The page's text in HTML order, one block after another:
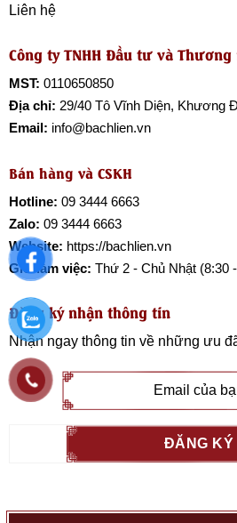
Liên hệ
Công ty TNHH Đầu tư và Thương
MST: 0110650850
Địa chỉ: 29/40 Tô Vĩnh Diện, Khương
Email: info@bachlien.vn
Bán hàng và CSKH
Hotline: 09 3444 6663
Zalo: 09 3444 6663
Website: https://bachlien.vn
Giờ làm việc: Thứ 2 - Chủ Nhật (8:30
Đăng ký nhận thông tin
Nhận ngay thông tin về những ưu